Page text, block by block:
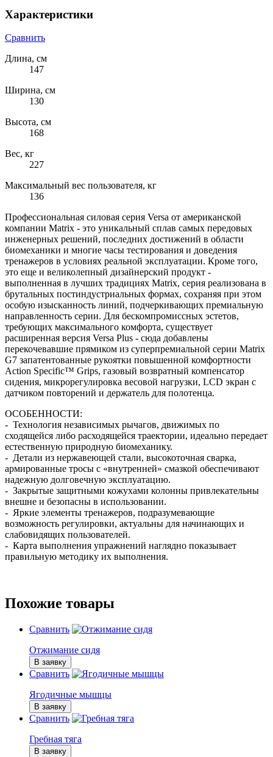
Характеристики
Сравнить
Длина, см
147
Ширина, см
130
Высота, см
168
Вес, кг
227
Максимальный вес пользователя, кг
136
Профессиональная силовая серия Versa от американской
компании Matrix - это уникальный сплав самых передовых
инженерных решений, последних достижений в области
биомеханики и многие часы тестирования и доведения
тренажеров в условиях реальной эксплуатации. Кроме того,
это еще и великолепный дизайнерский продукт -
выполненная в лучших традициях Matrix, серия реализована в
брутальных постиндустриальных формах, сохраняя при этом
особую изысканность линий, подчеркивающих премиальную
направленность серии. Для бескомпромиссных эстетов,
требующих максимального комфорта, существует
расширенная версия Versa Plus - сюда добавлены
перекочевавшие прямиком из суперпремиальной серии Matrix
G7 запатентованные рукоятки повышенной комфортности
Action Specific™ Grips, газовый возвратный компенсатор
сидения, микрорегулировка весовой нагрузки, LCD экран с
датчиком повторений и держатель для полотенца.
ОСОБЕННОСТИ:
- Технология независимых рычагов, движимых по
сходящейся либо расходящейся траектории, идеально передает
естественную природную биомеханику.
- Детали из нержавеющей стали, высокоточная сварка,
армированные тросы с «внутренней» смазкой обеспечивают
надежную долговечную эксплуатацию.
- Закрытые защитными кожухами колонны привлекательны
внешне и безопасны в использовании.
- Яркие элементы тренажеров, подразумевающие
возможность регулировки, актуальны для начинающих и
слабовидящих пользователей.
- Карта выполнения упражнений наглядно показывает
правильную методику их выполнения.
Похожие товары
Сравнить
Отжимание сидя
В заявку
Сравнить
Ягодичные мышцы
В заявку
Сравнить
Гребная тяга
В заявку